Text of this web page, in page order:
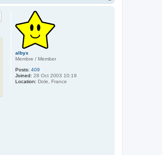
albyx
Membre / Member
Posts: 409
Joined: 28 Oct 2003 10:19
Location: Dole, France